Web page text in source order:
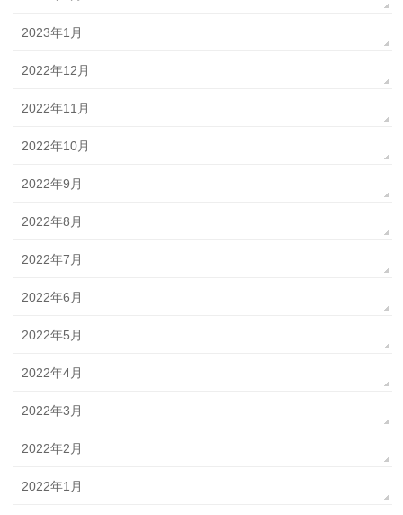
2023年1月
2022年12月
2022年11月
2022年10月
2022年9月
2022年8月
2022年7月
2022年6月
2022年5月
2022年4月
2022年3月
2022年2月
2022年1月